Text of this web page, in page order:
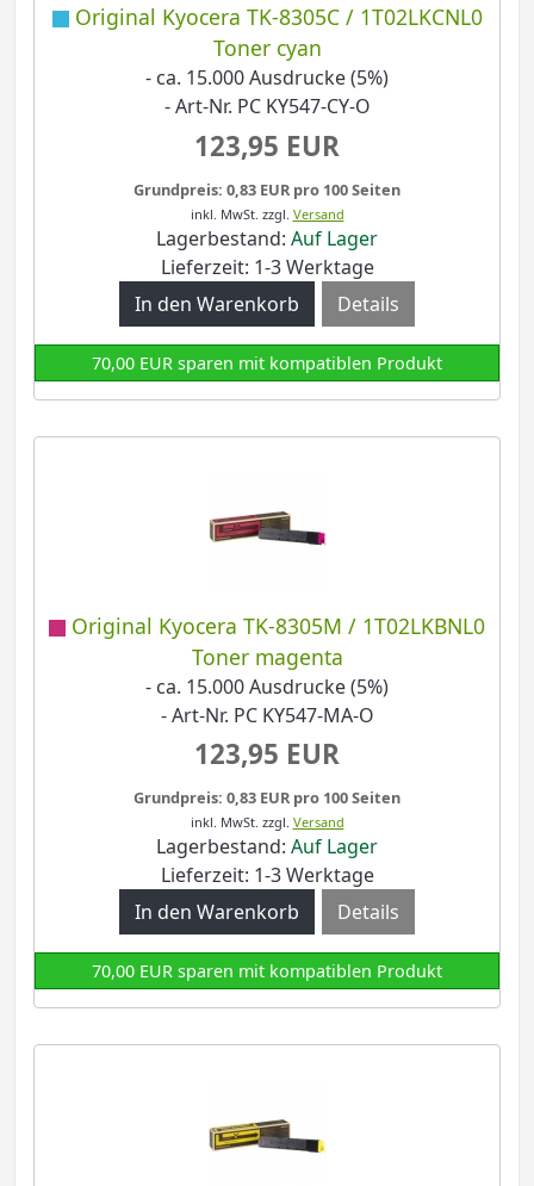
Original Kyocera TK-8305C / 1T02LKCNL0
Toner cyan
- ca. 15.000 Ausdrucke (5%)
- Art-Nr. PC KY547-CY-O
123,95 EUR
Grundpreis: 0,83 EUR pro 100 Seiten
inkl. MwSt. zzgl. Versand
Lagerbestand: Auf Lager
Lieferzeit: 1-3 Werktage
Details
70,00 EUR sparen mit kompatiblen Produkt
Original Kyocera TK-8305M / 1T02LKBNL0
Toner magenta
- ca. 15.000 Ausdrucke (5%)
- Art-Nr. PC KY547-MA-O
123,95 EUR
Grundpreis: 0,83 EUR pro 100 Seiten
inkl. MwSt. zzgl. Versand
Lagerbestand: Auf Lager
Lieferzeit: 1-3 Werktage
Details
70,00 EUR sparen mit kompatiblen Produkt